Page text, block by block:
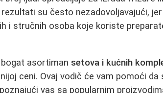
su često nezadovoljavajući,
i stručnih osoba koje koriste
asortiman setova i kućnih
ceni. Ovaj vodič će vam pomoći
vas sa popularnim